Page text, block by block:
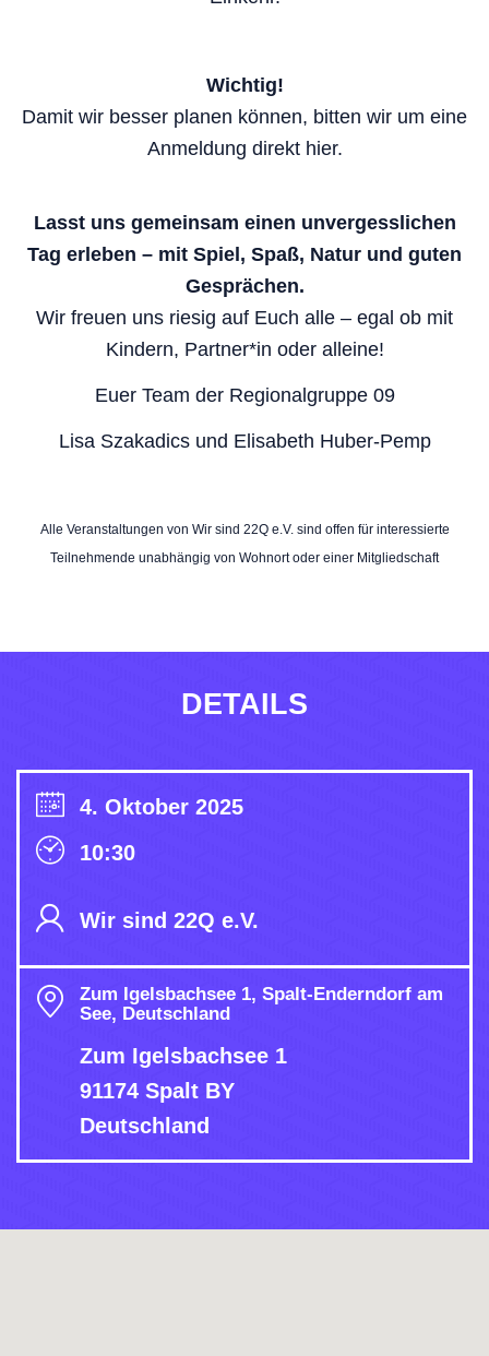
Wichtig!
Damit wir besser planen können, bitten wir um eine
Anmeldung direkt hier.
Lasst uns gemeinsam einen unvergesslichen
Tag erleben – mit Spiel, Spaß, Natur und guten
Gesprächen.
Wir freuen uns riesig auf Euch alle – egal ob mit
Kindern, Partner*in oder alleine!
Euer Team der Regionalgruppe 09
Lisa Szakadics und Elisabeth Huber-Pemp
Alle Veranstaltungen von Wir sind 22Q e.V. sind offen für interessierte
Teilnehmende unabhängig von Wohnort oder einer Mitgliedschaft
DETAILS
4. Oktober 2025
10:30
Wir sind 22Q e.V.
Zum Igelsbachsee 1, Spalt-Enderndorf am
See, Deutschland
Zum Igelsbachsee 1
91174 Spalt BY
Deutschland